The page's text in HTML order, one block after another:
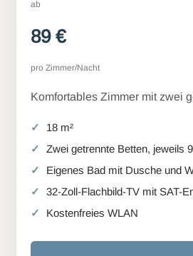
ab
89 €
pro Zimmer/Nacht
Komfortables Zimmer mit zwei
18 m²
Zwei getrennte Betten, jeweils
Eigenes Bad mit Dusche und
32-Zoll-Flachbild-TV mit SAT-
Kostenfreies WLAN